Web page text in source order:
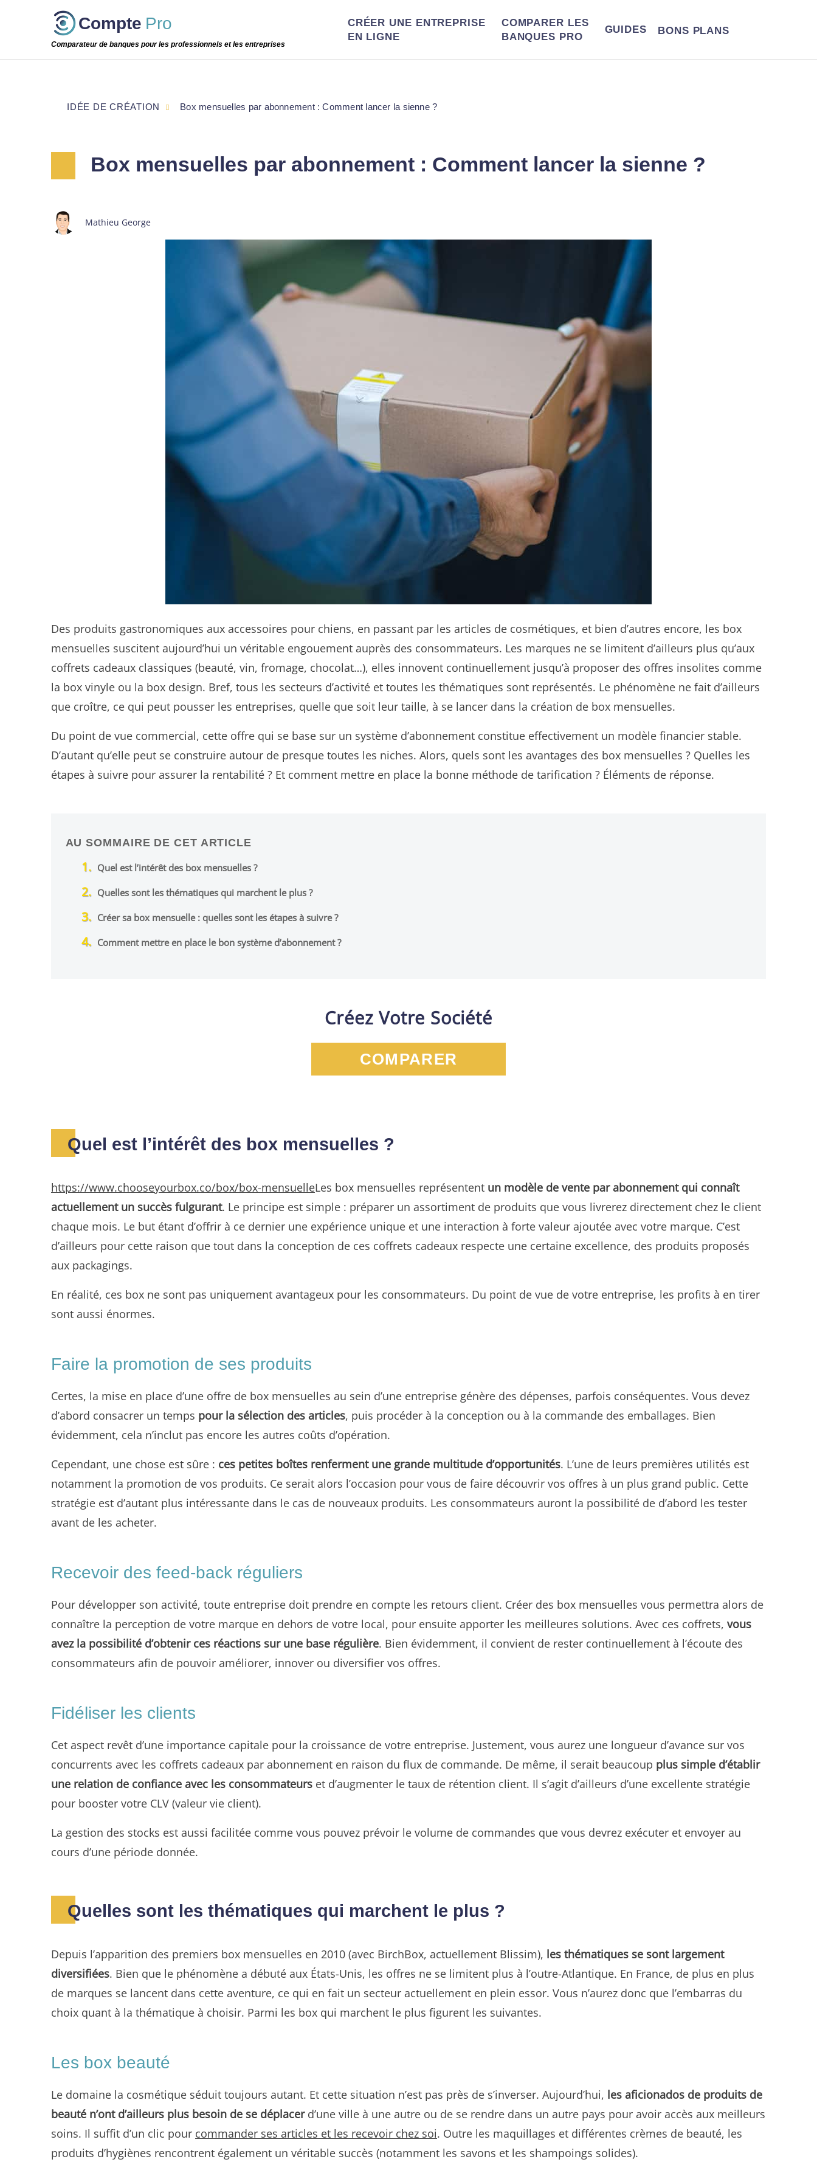
Compte Pro
Comparateur de banques pour les professionnels et les entreprises
CRÉER UNE ENTREPRISE
EN LIGNE
COMPARER LES
BANQUES PRO
GUIDES BONS PLANS
Box mensuelles par abonnement : Comment lancer la sienne ?
Mathieu George
Des produits gastronomiques aux accessoires pour chiens, en passant par les articles de cosmétiques, et bien d’autres encore, les box
mensuelles suscitent aujourd’hui un véritable engouement auprès des consommateurs. Les marques ne se limitent d’ailleurs plus qu’aux
coffrets cadeaux classiques (beauté, vin, fromage, chocolat…), elles innovent continuellement jusqu’à proposer des offres insolites comme
la box vinyle ou la box design. Bref, tous les secteurs d’activité et toutes les thématiques sont représentés. Le phénomène ne fait d’ailleurs
que croître, ce qui peut pousser les entreprises, quelle que soit leur taille, à se lancer dans la création de box mensuelles.
Du point de vue commercial, cette offre qui se base sur un système d’abonnement constitue effectivement un modèle financier stable.
D’autant qu’elle peut se construire autour de presque toutes les niches. Alors, quels sont les avantages des box mensuelles ? Quelles les
étapes à suivre pour assurer la rentabilité ? Et comment mettre en place la bonne méthode de tarification ? Éléments de réponse.
AU SOMMAIRE DE CET ARTICLE
Quel est l’intérêt des box mensuelles ?
Quelles sont les thématiques qui marchent le plus ?
Créer sa box mensuelle : quelles sont les étapes à suivre ?
Comment mettre en place le bon système d’abonnement ?
Créez Votre Société
COMPARER
Quel est l’intérêt des box mensuelles ?
https://www.chooseyourbox.co/box/box-mensuelleLes box mensuelles représentent un modèle de vente par abonnement qui connaît
actuellement un succès fulgurant. Le principe est simple : préparer un assortiment de produits que vous livrerez directement chez le client
chaque mois. Le but étant d’offrir à ce dernier une expérience unique et une interaction à forte valeur ajoutée avec votre marque. C’est
d’ailleurs pour cette raison que tout dans la conception de ces coffrets cadeaux respecte une certaine excellence, des produits proposés
aux packagings.
En réalité, ces box ne sont pas uniquement avantageux pour les consommateurs. Du point de vue de votre entreprise, les profits à en tirer
sont aussi énormes.
Faire la promotion de ses produits
Certes, la mise en place d’une offre de box mensuelles au sein d’une entreprise génère des dépenses, parfois conséquentes. Vous devez
d’abord consacrer un temps pour la sélection des articles, puis procéder à la conception ou à la commande des emballages. Bien
évidemment, cela n’inclut pas encore les autres coûts d’opération.
Cependant, une chose est sûre : ces petites boîtes renferment une grande multitude d’opportunités. L’une de leurs premières utilités est
notamment la promotion de vos produits. Ce serait alors l’occasion pour vous de faire découvrir vos offres à un plus grand public. Cette
stratégie est d’autant plus intéressante dans le cas de nouveaux produits. Les consommateurs auront la possibilité de d’abord les tester
avant de les acheter.
Recevoir des feed-back réguliers
Pour développer son activité, toute entreprise doit prendre en compte les retours client. Créer des box mensuelles vous permettra alors de
connaître la perception de votre marque en dehors de votre local, pour ensuite apporter les meilleures solutions. Avec ces coffrets, vous
avez la possibilité d’obtenir ces réactions sur une base régulière. Bien évidemment, il convient de rester continuellement à l’écoute des
consommateurs afin de pouvoir améliorer, innover ou diversifier vos offres.
Fidéliser les clients
Cet aspect revêt d’une importance capitale pour la croissance de votre entreprise. Justement, vous aurez une longueur d’avance sur vos
concurrents avec les coffrets cadeaux par abonnement en raison du flux de commande. De même, il serait beaucoup plus simple d’établir
une relation de confiance avec les consommateurs et d’augmenter le taux de rétention client. Il s’agit d’ailleurs d’une excellente stratégie
pour booster votre CLV (valeur vie client).
La gestion des stocks est aussi facilitée comme vous pouvez prévoir le volume de commandes que vous devrez exécuter et envoyer au
cours d’une période donnée.
Quelles sont les thématiques qui marchent le plus ?
Depuis l’apparition des premiers box mensuelles en 2010 (avec BirchBox, actuellement Blissim), les thématiques se sont largement
diversifiées. Bien que le phénomène a débuté aux États-Unis, les offres ne se limitent plus à l’outre-Atlantique. En France, de plus en plus
de marques se lancent dans cette aventure, ce qui en fait un secteur actuellement en plein essor. Vous n’aurez donc que l’embarras du
choix quant à la thématique à choisir. Parmi les box qui marchent le plus figurent les suivantes.
Les box beauté
Le domaine la cosmétique séduit toujours autant. Et cette situation n’est pas près de s’inverser. Aujourd’hui, les aficionados de produits de
beauté n’ont d’ailleurs plus besoin de se déplacerd’une ville à une autre ou de se rendre dans un autre pays pour avoir accès aux meilleurs
soins. Il suffit d’un clic pour commander ses articles et les recevoir chez soi. Outre les maquillages et différentes crèmes de beauté, les
produits d’hygiènes rencontrent également un véritable succès (notamment les savons et les shampoings solides).
IDÉE DE CRÉATION Box mensuelles par abonnement : Comment lancer la sienne ?